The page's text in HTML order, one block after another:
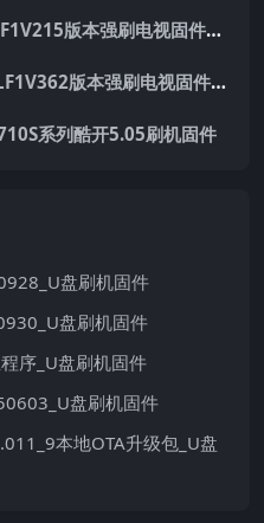
TCL电视V8-RT95001-LF1V215版本强刷电视固件包下载
TCL电视V8-0MT5508-LF1V362版本强刷电视固件包下载
系列酷开5.05刷机固件
盘刷机固件
盘刷机固件
序_U盘刷机固件
盘刷机固件
本地OTA升级包_U盘